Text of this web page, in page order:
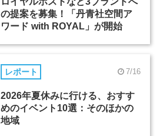
の提案を募集！「丹青社空間ア
ワード with ROYAL」が開始
レポート 7/16
2026年夏休みに行ける、おすす
めのイベント10選：そのほかの
地域